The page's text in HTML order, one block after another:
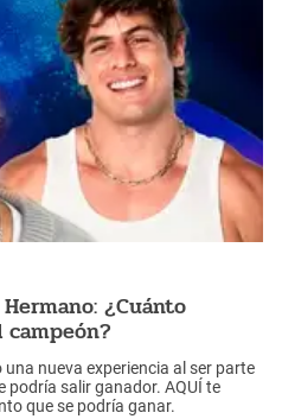
¿Cuánto
nueva experiencia al ser parte
podría salir ganador. AQUÍ te
que se podría ganar.